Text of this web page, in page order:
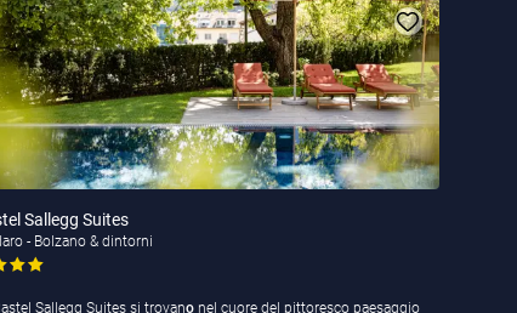
Sallegg Suites
- Bolzano & dintorni
Sallegg Suites si trovanonel cuore del pittoresco paesaggio